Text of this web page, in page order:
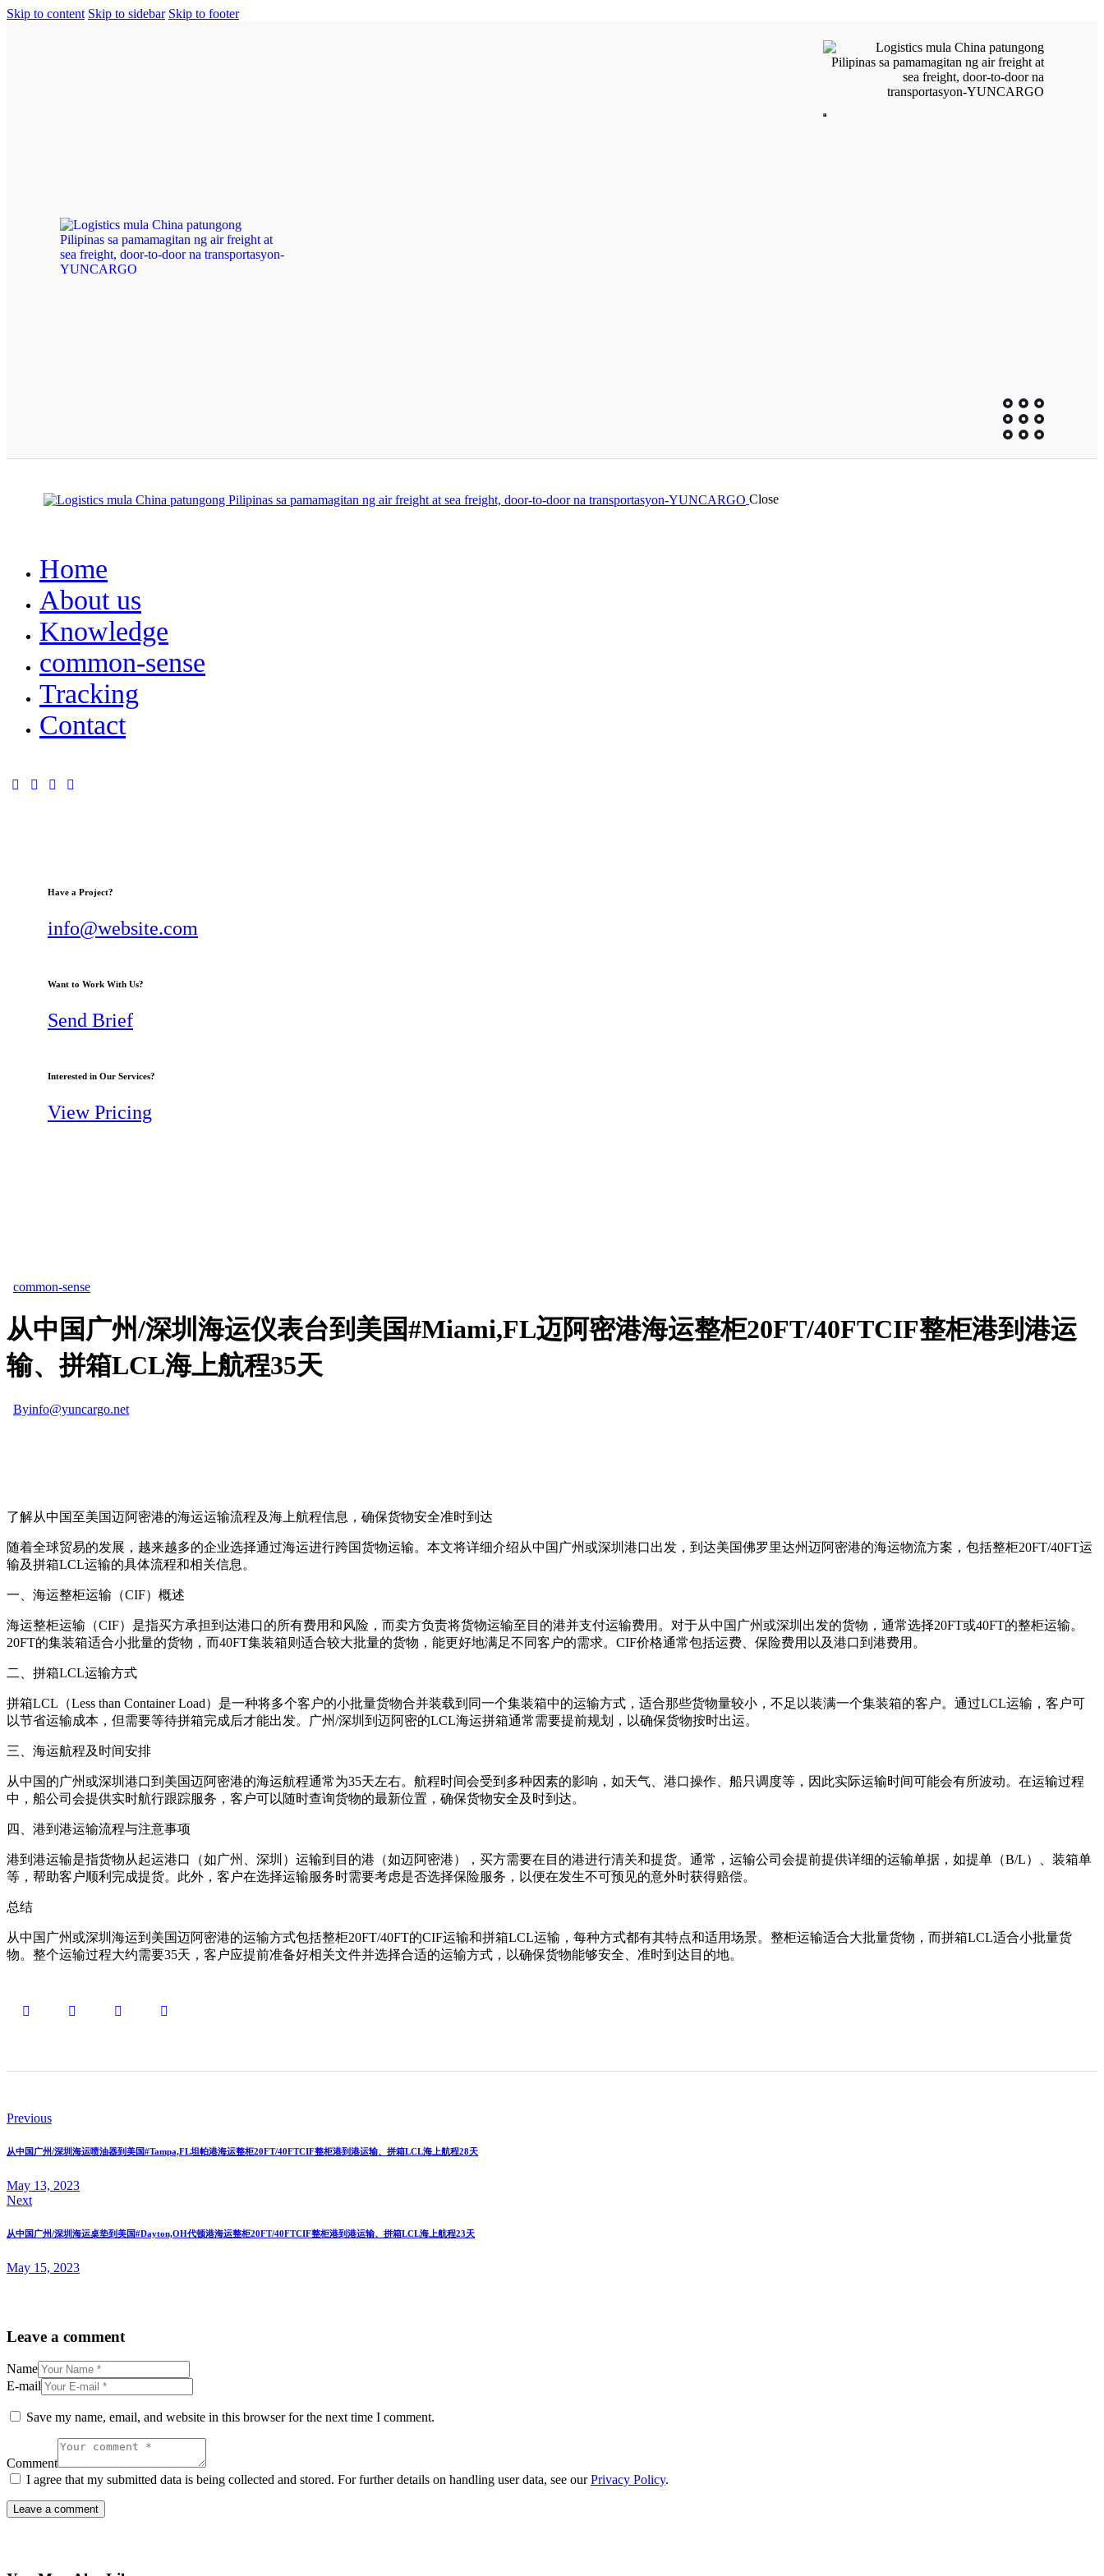
Skip to content Skip to sidebar Skip to footer
Close
Home
About us
Knowledge
common-sense
Tracking
Contact
Have a Project?
info@website.com
Want to Work With Us?
Send Brief
Interested in Our Services?
View Pricing
common-sense
从中国广州/深圳海运仪表台到美国#Miami,FL迈阿密港海运整柜20FT/40FTCIF整柜港到港运
输、拼箱LCL海上航程35天
Byinfo@yuncargo.net
了解从中国至美国迈阿密港的海运运输流程及海上航程信息，确保货物安全准时到达
随着全球贸易的发展，越来越多的企业选择通过海运进行跨国货物运输。本文将详细介绍从中国广州或深圳港口出发，到达美国佛罗里达州迈阿密港的海运物流方案，包括整柜20FT/40FT运
输及拼箱LCL运输的具体流程和相关信息。
一、海运整柜运输（CIF）概述
海运整柜运输（CIF）是指买方承担到达港口的所有费用和风险，而卖方负责将货物运输至目的港并支付运输费用。对于从中国广州或深圳出发的货物，通常选择20FT或40FT的整柜运输。
20FT的集装箱适合小批量的货物，而40FT集装箱则适合较大批量的货物，能更好地满足不同客户的需求。CIF价格通常包括运费、保险费用以及港口到港费用。
二、拼箱LCL运输方式
拼箱LCL（Less than Container Load）是一种将多个客户的小批量货物合并装载到同一个集装箱中的运输方式，适合那些货物量较小，不足以装满一个集装箱的客户。通过LCL运输，客户可
以节省运输成本，但需要等待拼箱完成后才能出发。广州/深圳到迈阿密的LCL海运拼箱通常需要提前规划，以确保货物按时出运。
三、海运航程及时间安排
从中国的广州或深圳港口到美国迈阿密港的海运航程通常为35天左右。航程时间会受到多种因素的影响，如天气、港口操作、船只调度等，因此实际运输时间可能会有所波动。在运输过程
中，船公司会提供实时航行跟踪服务，客户可以随时查询货物的最新位置，确保货物安全及时到达。
四、港到港运输流程与注意事项
港到港运输是指货物从起运港口（如广州、深圳）运输到目的港（如迈阿密港），买方需要在目的港进行清关和提货。通常，运输公司会提前提供详细的运输单据，如提单（B/L）、装箱单
等，帮助客户顺利完成提货。此外，客户在选择运输服务时需要考虑是否选择保险服务，以便在发生不可预见的意外时获得赔偿。
总结
从中国广州或深圳海运到美国迈阿密港的运输方式包括整柜20FT/40FT的CIF运输和拼箱LCL运输，每种方式都有其特点和适用场景。整柜运输适合大批量货物，而拼箱LCL适合小批量货
物。整个运输过程大约需要35天，客户应提前准备好相关文件并选择合适的运输方式，以确保货物能够安全、准时到达目的地。
Previous
从中国广州/深圳海运喷油器到美国#Tampa,FL坦帕港海运整柜20FT/40FTCIF整柜港到港运输、拼箱LCL海上航程28天
May 13, 2023
Next
从中国广州/深圳海运桌垫到美国#Dayton,OH代顿港海运整柜20FT/40FTCIF整柜港到港运输、拼箱LCL海上航程23天
May 15, 2023
Leave a comment
Name
E-mail
Save my name, email, and website in this browser for the next time I comment.
Comment
I agree that my submitted data is being collected and stored. For further details on handling user data, see ourPrivacy Policy.